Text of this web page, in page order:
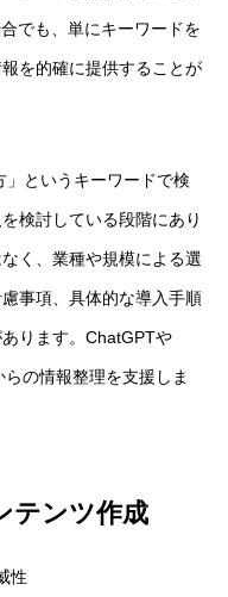
でも、単にキーワードを
を的確に提供することが
というキーワードで検
検討している段階にあり
く、業種や規模による選
事項、具体的な導入手順
ります。ChatGPTや
の情報整理を支援しま
テンツ作成
性